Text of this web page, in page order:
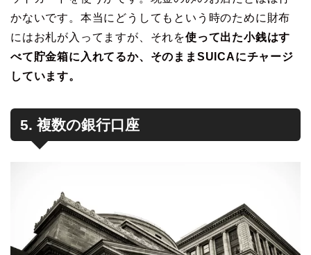
かないです。本当にどうしてもという時のために財布
にはお札が入ってますが、それを使って出た小銭はす
べて貯金箱に入れてるか、そのままSUICAにチャージ
しています。
5. 複数の銀行口座